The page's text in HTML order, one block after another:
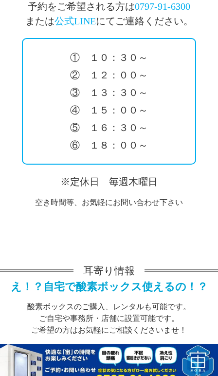
予約をご希望される方は0797-91-6300
または公式LINEにてご連絡ください。
① １０：３０～
② １２：００～
③ １３：３０～
④ １５：００～
⑤ １６：３０～
⑥ １８：００～
※定休日 毎週木曜日
空き時間等、お気軽にお問い合わせ下さい
耳寄り情報
え！？自宅で酸素ボックス使えるの！？
酸素ボックスのご購入、レンタルも可能です。
ご自宅や事務所・店舗に設置可能です。
ご希望の方はお気軽にご相談くださいませ！